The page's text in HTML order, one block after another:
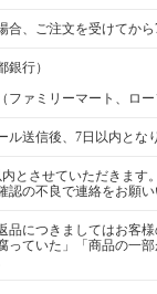
合、ご注文を受けてから
銀行）
ファミリーマート、ロ
ル送信後、7日以内とな
とさせていただきます
認の不良で連絡をお願い
品につきましてはお客
っていた」「商品の一